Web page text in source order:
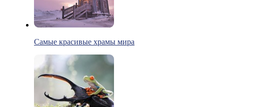
Самые красивые храмы мира